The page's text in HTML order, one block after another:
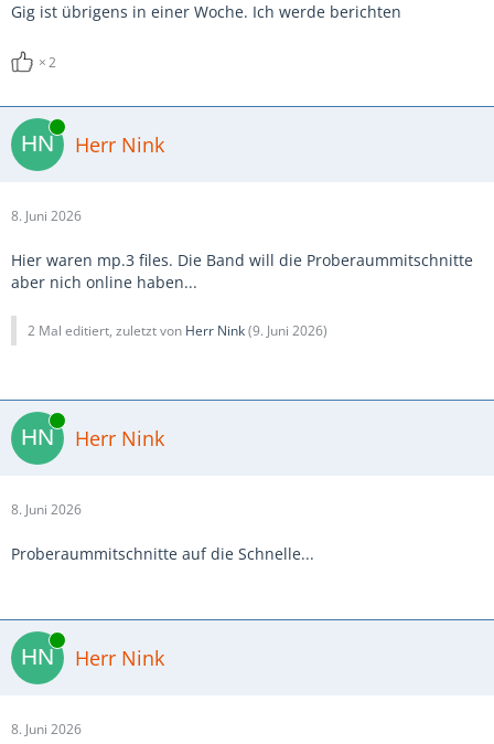
Gig ist übrigens in einer Woche. Ich werde berichten
2
Online
Herr Nink
8. Juni 2026
Hier waren mp.3 files. Die Band will die Proberaummitschnitte
aber nich online haben...
2 Mal editiert, zuletzt von Herr Nink(9. Juni 2026)
Online
Herr Nink
8. Juni 2026
Proberaummitschnitte auf die Schnelle...
Online
Herr Nink
8. Juni 2026